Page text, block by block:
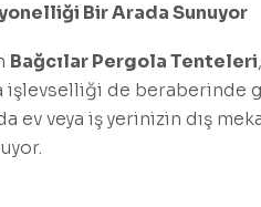
Bir Arada Sunuyor
Bağcılar Pergola Tenteleri
işlevselliği de beraberinde
veya iş yerinizin dış